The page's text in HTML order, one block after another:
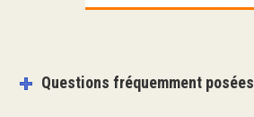
Questions fréquemment posées